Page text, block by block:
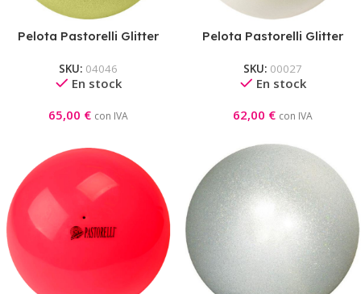
Pelota Pastorelli Glitter
SKU: 04046
En stock
65,00 € con IVA
Pelota Pastorelli Glitter
SKU: 00027
En stock
62,00 € con IVA